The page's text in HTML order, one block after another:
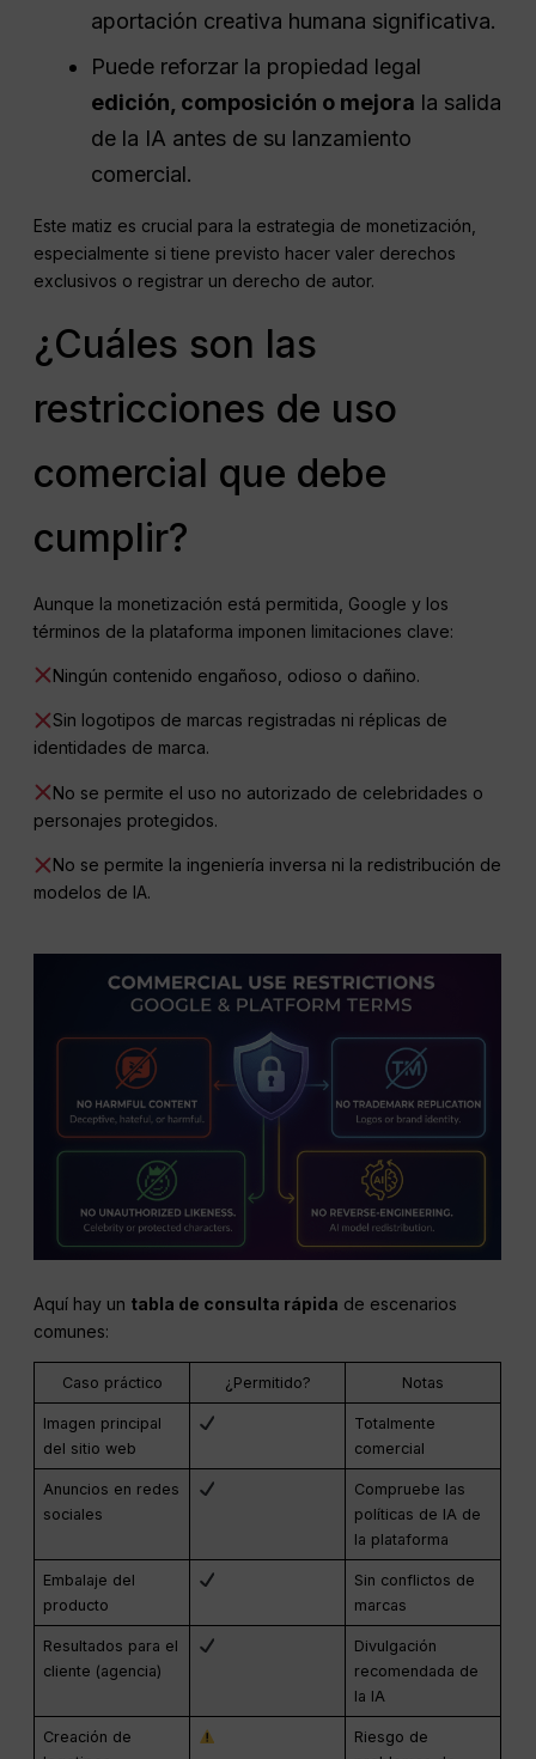
aportación creativa humana significativa.
Puede reforzar la propiedad legal
edición, composición o mejora la salida
de la IA antes de su lanzamiento
comercial.
Este matiz es crucial para la estrategia de monetización,
especialmente si tiene previsto hacer valer derechos
exclusivos o registrar un derecho de autor.
¿Cuáles son las
restricciones de uso
comercial que debe
cumplir?
Aunque la monetización está permitida, Google y los
términos de la plataforma imponen limitaciones clave:
Ningún contenido engañoso, odioso o dañino.
Sin logotipos de marcas registradas ni réplicas de
identidades de marca.
No se permite el uso no autorizado de celebridades o
personajes protegidos.
No se permite la ingeniería inversa ni la redistribución de
modelos de IA.
Aquí hay un tabla de consulta rápida de escenarios
comunes:
Caso práctico ¿Permitido? Notas
Imagen principal
del sitio web
Totalmente
comercial
Anuncios en redes
sociales
Compruebe las
políticas de IA de
la plataforma
Embalaje del
producto
Sin conflictos de
marcas
Resultados para el
cliente (agencia)
Divulgación
recomendada de
la IA
Creación de
Riesgo de